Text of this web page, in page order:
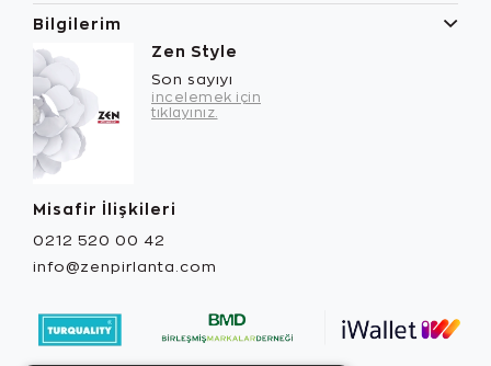
Bilgilerim
Zen Style
Son sayıyı
incelemek için
tıklayınız.
Misafir İlişkileri
0212 520 00 42
info@zenpirlanta.com